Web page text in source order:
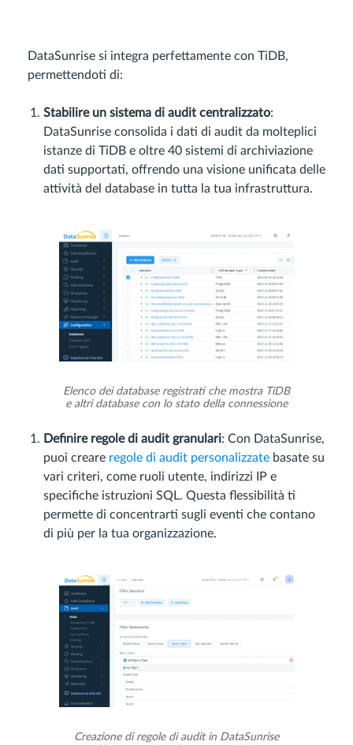
DataSunrise si integra perfettamente con TiDB,
permettendoti di:
Stabilire un sistema di audit centralizzato:
DataSunrise consolida i dati di audit da molteplici
istanze di TiDB e oltre 40 sistemi di archiviazione
dati supportati, offrendo una visione unificata delle
attività del database in tutta la tua infrastruttura.
Elenco dei database registrati che mostra TiDB
e altri database con lo stato della connessione
Definire regole di audit granulari: Con DataSunrise,
puoi creare regole di audit personalizzate basate su
vari criteri, come ruoli utente, indirizzi IP e
specifiche istruzioni SQL. Questa flessibilità ti
permette di concentrarti sugli eventi che contano
di più per la tua organizzazione.
Creazione di regole di audit in DataSunrise